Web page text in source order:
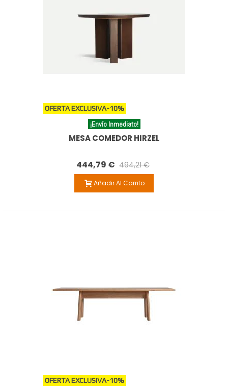
OFERTA EXCLUSIVA-10%
¡Envío Inmediato!
MESA COMEDOR HIRZEL
444,79 € 494,21 €
Añadir Al Carrito
OFERTA EXCLUSIVA-10%